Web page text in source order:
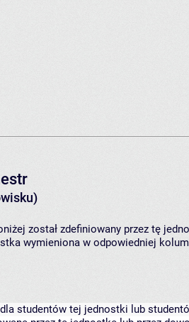
został zdefiniowany przez tę
wymieniona w odpowiedniej
studentów tej jednostki lub